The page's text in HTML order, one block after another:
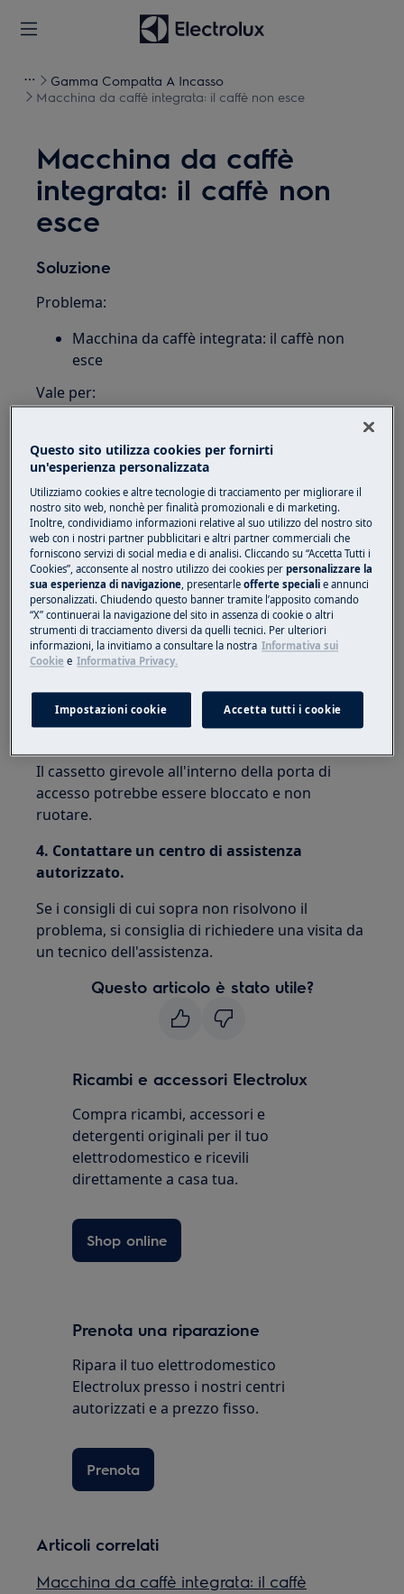
Gamma Compatta A Incasso
Macchina da caffè integrata: il caffè non esce
Macchina da caffè
integrata: il caffè non
esce
Soluzione
Problema:
Macchina da caffè integrata: il caffè non
esce
Vale per:
Soluzione:
1. Pulire i beccucci del caffè bloccati con uno
stecchino.
2. Rimuovere i depositi di caffè con uno
stecchino, una spugna o una spazzola per
piatti rigida.
Se il caffè non fuoriesce dai beccucci, ma da
dietro la porta, i fori nei beccucci possono
3. Pulire accuratamente il cassetto girevole,
in particolare accanto alle cerniere.
Il cassetto girevole all'interno della porta di
accesso potrebbe essere bloccato e non
ruotare.
4. Contattare un centro di assistenza
autorizzato.
Se i consigli di cui sopra non risolvono il
problema, si consiglia di richiedere una visita da
un tecnico dell'assistenza.
Questo articolo è stato utile?
Ricambi e accessori Electrolux
Compra ricambi, accessori e
detergenti originali per il tuo
elettrodomestico e ricevili
direttamente a casa tua.
Shop online
Prenota una riparazione
Ripara il tuo elettrodomestico
Electrolux presso i nostri centri
autorizzati e a prezzo fisso.
Prenota
Articoli correlati
Macchina da caffè integrata: il caffè
Questo sito utilizza cookies per fornirti
un'esperienza personalizzata
Utilizziamo cookies e altre tecnologie di tracciamento per migliorare il
nostro sito web, nonchè per finalità promozionali e di marketing.
Inoltre, condividiamo informazioni relative al suo utilizzo del nostro sito
web con i nostri partner pubblicitari e altri partner commerciali che
forniscono servizi di social media e di analisi. Cliccando su “Accetta Tutti i
Cookies”, acconsente al nostro utilizzo dei cookies perpersonalizzare la
sua esperienza di navigazione, presentarleofferte speciali e annunci
personalizzati. Chiudendo questo banner tramite l’apposito comando
“X” continuerai la navigazione del sito in assenza di cookie o altri
strumenti di tracciamento diversi da quelli tecnici. Per ulteriori
informazioni, la invitiamo a consultare la nostra Informativa sui
Cookie e Informativa Privacy.
Impostazioni cookie Accetta tutti i cookie